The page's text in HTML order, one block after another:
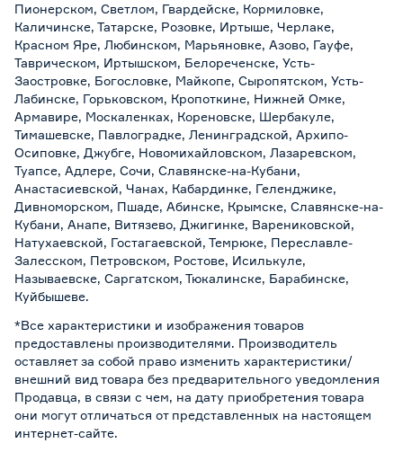
Пионерском, Светлом, Гвардейске, Кормиловке,
Каличинске, Татарске, Розовке, Иртыше, Черлаке,
Красном Яре, Любинском, Марьяновке, Азово, Гауфе,
Таврическом, Иртышском, Белореченске, Усть-
Заостровке, Богословке, Майкопе, Сыропятском, Усть-
Лабинске, Горьковском, Кропоткине, Нижней Омке,
Армавире, Москаленках, Кореновске, Шербакуле,
Тимашевске, Павлоградке, Ленинградской, Архипо-
Осиповке, Джубге, Новомихайловском, Лазаревском,
Туапсе, Адлере, Сочи, Славянске-на-Кубани,
Анастасиевской, Чанах, Кабардинке, Геленджике,
Дивноморском, Пшаде, Абинске, Крымске, Славянске-на-
Кубани, Анапе, Витязево, Джигинке, Варениковской,
Натухаевской, Гостагаевской, Темрюке, Переславле-
Залесском, Петровском, Ростове, Исилькуле,
Называевске, Саргатском, Тюкалинске, Барабинске,
Куйбышеве.
*Все характеристики и изображения товаров
предоставлены производителями. Производитель
оставляет за собой право изменить характеристики/
внешний вид товара без предварительного уведомления
Продавца, в связи с чем, на дату приобретения товара
они могут отличаться от представленных на настоящем
интернет-сайте.